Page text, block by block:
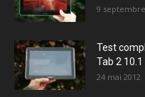
9 septembre
Test
Tab 2 10.1
24 mai 2012